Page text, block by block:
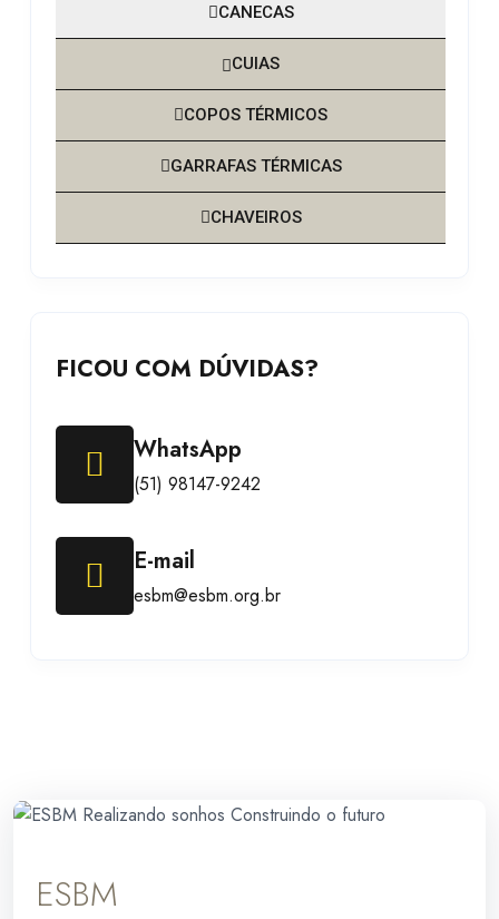
CANECAS
CUIAS
COPOS TÉRMICOS
GARRAFAS TÉRMICAS
CHAVEIROS
FICOU COM DÚVIDAS?
WhatsApp
(51) 98147-9242
E-mail
esbm@esbm.org.br
ESBM